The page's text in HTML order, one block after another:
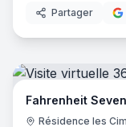
Partager
Fahrenheit